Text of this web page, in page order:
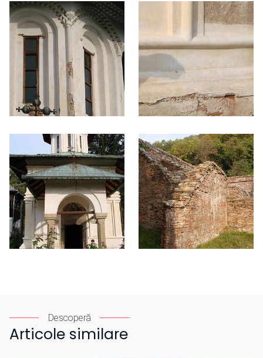
Descoperă
Articole similare